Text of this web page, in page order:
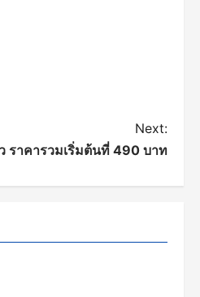
Next:
ราคารวมเริ่มต้นที่ 490 บาท